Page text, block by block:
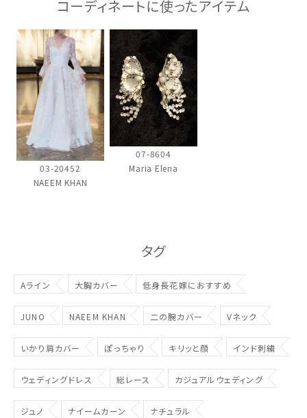
ウェディングマガジン
結婚式場を探す
ドレスブランド
スタイル別
お問い合わせ
コーディネートに使ったアイテム
03-20452
NAEEM KHAN
07-8604
Maria Elena
タグ
Aライン 大胸カバー 低身長花嫁におすすめ
JUNO NAEEM KHAN 二の腕カバー Vネック
いかり肩カバー ぽっちゃり キリッと顔 インド刺繍
ウェディングドレス 総レース カジュアルウェディング
ジュノ ナイームカーン ナチュラル